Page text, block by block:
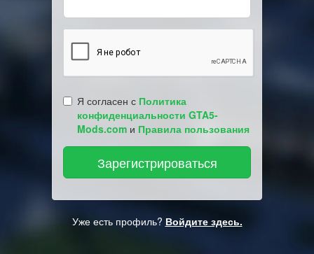
Я согласен с Политика
конфиденциальности GTA5-
Mods.com и Правила пользования
Уже есть профиль? Войдите здесь.